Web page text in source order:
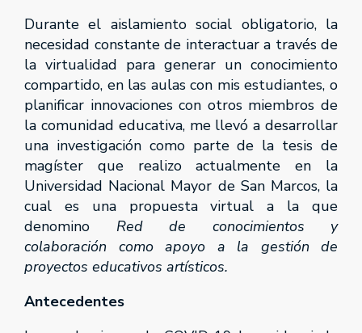
Durante el aislamiento social obligatorio, la
necesidad constante de interactuar a través de
la virtualidad para generar un conocimiento
compartido, en las aulas con mis estudiantes, o
planificar innovaciones con otros miembros de
la comunidad educativa, me llevó a desarrollar
una investigación como parte de la tesis de
magíster que realizo actualmente en la
Universidad Nacional Mayor de San Marcos, la
cual es una propuesta virtual a la que
denomino Red de conocimientos y
colaboración
como apoyo a la gestión de
proyectos educativos artísticos.
Antecedentes